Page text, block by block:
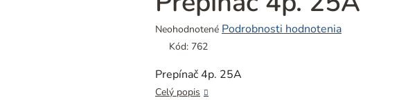
Priemerné
hodnotenie
je
0,0
Neohodnotené Podrobnosti hodnotenia
Kód: 762
Prepínač 4p. 25A
Celý popis